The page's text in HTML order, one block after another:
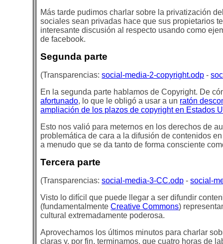
Más tarde pudimos charlar sobre la privatización
sociales sean privadas hace que sus propietarios
interesante discusión al respecto usando como
de facebook.
Segunda parte
(Transparencias:social-media-2-copyright.odp -
En la segunda parte hablamos de Copyright. De
afortunado, lo que le obligó a usar a un ratón
ampliación de los plazos de copyright en Estados
Esto nos valió para meternos en los derechos de
problemática de cara a la difusión de contenidos
a menudo que se da tanto de forma consciente
Tercera parte
(Transparencias:social-media-3-CC.odp -social-
Visto lo difícil que puede llegar a ser difundir
(fundamentalmenteCreative Commons)
cultural extremadamente poderosa.
Aprovechamos los últimos minutos para charlar
claras y, por fin, terminamos, que cuatro horas de